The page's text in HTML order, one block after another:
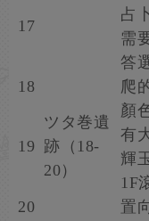
17
占
需
18
ツタ巻遺
跡（18-
20）
答
爬
顏
19
有
輝
20
1F
置